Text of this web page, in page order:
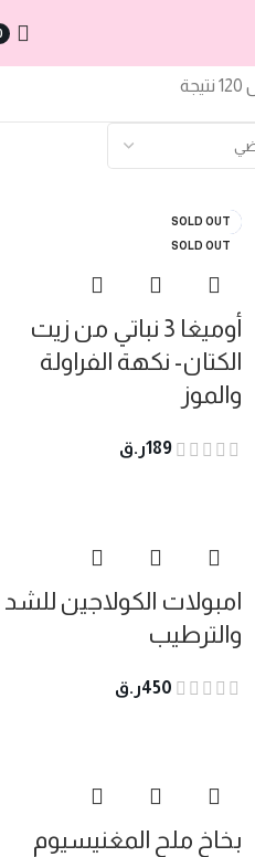
SOLD OUT
أوميغا 3 نباتي من زيت
الكتان- نكهة الفراولة
والموز
189ر.ق
SOLD OUT
امبولات الكولاجين للشد
والترطيب
450ر.ق
SOLD OUT
بخاخ ملح المغنيسيوم
SOLD OUT
SOLD OUT
SOLD OUT
SOLD OUT
SOLD OUT
HOT
SOLD OUT
-6%
SOLD OUT
SOLD OUT